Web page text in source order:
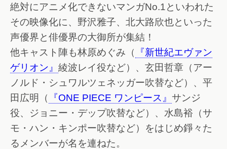
絶対にアニメ化できないマンガNo.1といわれた
その映像化に、野沢雅子、北大路欣也といった
声優界と俳優界の大御所が集結！
他キャスト陣も林原めぐみ（
『新世紀エヴァン
ゲリオン』 綾波レイ役など）、玄田哲章（アー
ノルド・シュワルツェネッガー吹替など）、平
田広明（
『ONE PIECE ワンピース』 サンジ
役、ジョニー・デップ吹替など）、水島裕（サ
モ・ハン・キンポー吹替など）をはじめ錚々た
るメンバーが名を連ねた。